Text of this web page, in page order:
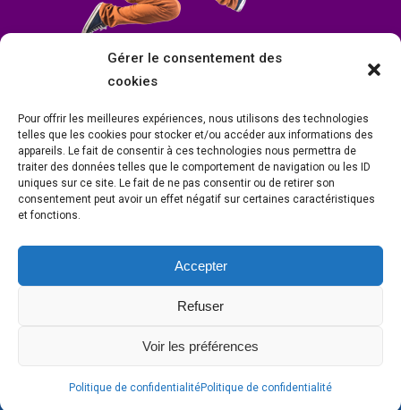
Gérer le consentement des
cookies
Pour offrir les meilleures expériences, nous utilisons des technologies
telles que les cookies pour stocker et/ou accéder aux informations des
appareils. Le fait de consentir à ces technologies nous permettra de
traiter des données telles que le comportement de navigation ou les ID
uniques sur ce site. Le fait de ne pas consentir ou de retirer son
consentement peut avoir un effet négatif sur certaines caractéristiques
et fonctions.
Accepter
Refuser
Voir les préférences
Politique de confidentialitéPolitique de confidentialité
Mairie de Condrieu | Copyright © 2023 |Mentions légales|Politique de
confidentialité
Photographe